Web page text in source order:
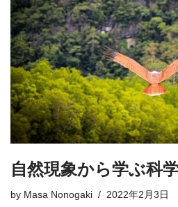
自然現象から学ぶ科
by Masa Nonogaki 2022年2月3日